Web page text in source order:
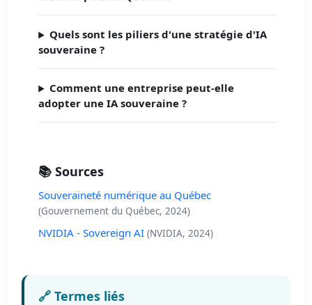
Quels sont les piliers d'une stratégie d'IA
souveraine ?
Comment une entreprise peut-elle
adopter une IA souveraine ?
📚 Sources
Souveraineté numérique au Québec
(Gouvernement du Québec, 2024)
NVIDIA - Sovereign AI (NVIDIA, 2024)
🔗 Termes liés